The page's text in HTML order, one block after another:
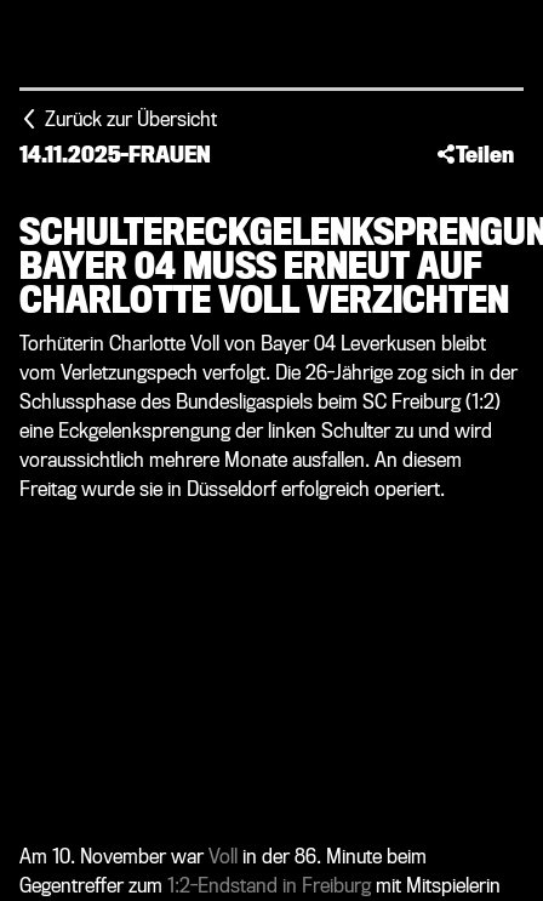
Zurück zur Übersicht
14.11.2025-FRAUEN Teilen
BAYER 04 MUSS ERNEUT AUF
CHARLOTTE VOLL VERZICHTEN
Torhüterin Charlotte Voll von Bayer 04 Leverkusen bleibt
vom Verletzungspech verfolgt. Die 26-Jährige zog sich in der
Schlussphase des Bundesligaspiels beim SC Freiburg (1:2)
eine Eckgelenksprengung der linken Schulter zu und wird
voraussichtlich mehrere Monate ausfallen. An diesem
Freitag wurde sie in Düsseldorf erfolgreich operiert.
Am 10. November warVoll in der 86. Minute beim
Gegentreffer zum 1:2-Endstand in Freiburgmit Mitspielerin